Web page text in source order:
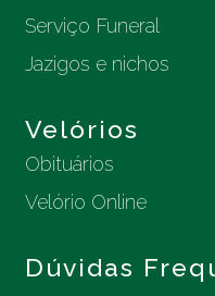
Serviço Funeral
Jazigos e nichos
Velórios
Obituários
Velório Online
Dúvidas